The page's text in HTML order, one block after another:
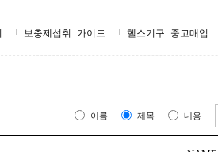
보충제섭취 가이드 헬스기구 중고매입
이름 제목 내용